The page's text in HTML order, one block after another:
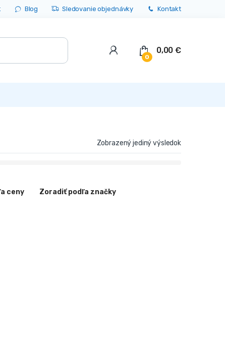
Blog Sledovanie objednávky Kontakt
0
0,00€
Zobrazený jediný výsledok
ceny Zoradiť podľa značky